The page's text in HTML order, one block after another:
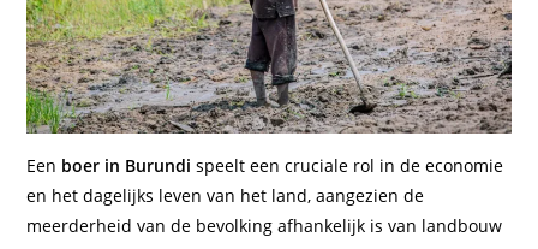
Een boer in Burundi speelt een cruciale rol in de economie
en het dagelijks leven van het land, aangezien de
meerderheid van de bevolking afhankelijk is van landbouw